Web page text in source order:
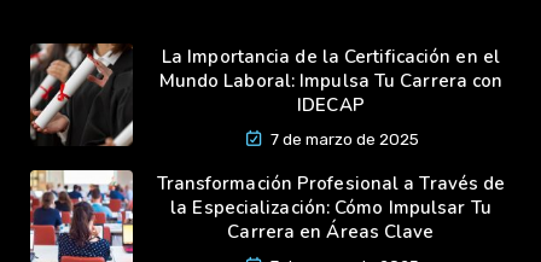
La Importancia de la Certificación en el
Mundo Laboral: Impulsa Tu Carrera con
IDECAP
7 de marzo de 2025
Transformación Profesional a Través de
la Especialización: Cómo Impulsar Tu
Carrera en Áreas Clave